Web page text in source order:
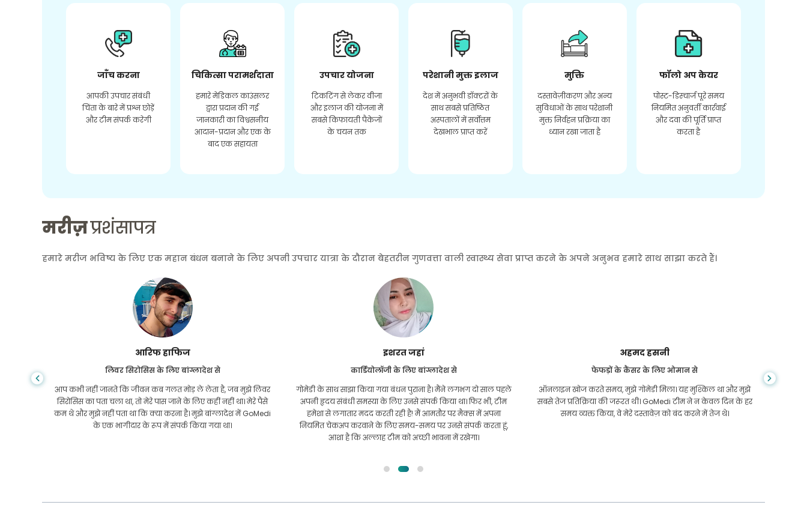
जाँच करना
आपकी उपचार संबंधी
चिंता के बारे में प्रश्न छोड़ें
और टीम संपर्क करेगी
चिकित्सा परामर्शदाता
हमारे मेडिकल काउंसलर
द्वारा प्रदान की गई
जानकारी का विश्वसनीय
आदान-प्रदान और एक के
बाद एक सहायता
उपचार योजना
टिकटिंग से लेकर वीजा
और इलाज की योजना में
सबसे किफायती पैकेजों
के चयन तक
परेशानी मुक्त इलाज
देश में अनुभवी डॉक्टरों के
साथ सबसे प्रतिष्ठित
अस्पतालों में सर्वोत्तम
देखभाल प्राप्त करें
मुक्ति
दस्तावेज़ीकरण और अन्य
सुविधाओं के साथ परेशानी
मुक्त निर्वहन प्रक्रिया का
ध्यान रखा जाता है
फॉलो अप केयर
पोस्ट-डिस्चार्ज पूरे समय
नियमित अनुवर्ती कार्रवाई
और दवा की पूर्ति प्राप्त
करता है
मरीज़प्रशंसापत्र
हमारे मरीज भविष्य के लिए एक महान बंधन बनाने के लिए अपनी उपचार यात्रा के दौरान बेहतरीन गुणवत्ता वाली स्वास्थ्य सेवा प्राप्त करने के अपने अनुभव हमारे साथ साझा करते हैं।
आरिफ हाफिज
लिवर सिरोसिस के लिए बांग्लादेश से
आप कभी नहीं जानते कि जीवन कब गलत मोड़ ले लेता है, जब मुझे लिवर
सिरोसिस का पता चला था, तो मेरे पास जाने के लिए कहीं नहीं था। मेरे पैसे
कम थे और मुझे नहीं पता था कि क्या करना है। मुझे बांग्लादेश में GoMedi
के एक भागीदार के रूप में संपर्क किया गया था।
इशरत जहां
कार्डियोलॉजी के लिए बांग्लादेश से
गोमेडी के साथ साझा किया गया बंधन पुराना है। मैंने लगभग दो साल पहले
अपनी हृदय संबंधी समस्या के लिए उनसे संपर्क किया था। फिर भी, टीम
हमेशा से लगातार मदद करती रही है! मैं आमतौर पर मैक्स में अपना
नियमित चेकअप करवाने के लिए समय-समय पर उनसे संपर्क करता हूं,
आशा है कि अल्लाह टीम को अच्छी भावना में रखेगा।
अहमद हसनी
फेफड़ों के कैंसर के लिए ओमान से
ऑनलाइन खोज करते समय, मुझे गोमेडी मिला। यह मुश्किल था और मुझे
सबसे तेज प्रतिक्रिया की जरूरत थी। GoMedi टीम ने न केवल दिन के हर
समय व्यक्त किया, वे मेरे दस्तावेज़ को बंद करने में तेज थे।